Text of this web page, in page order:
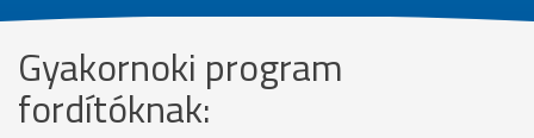
Gyakornoki program
fordítóknak: